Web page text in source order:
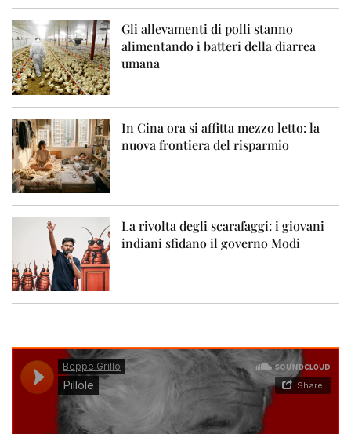
Gli allevamenti di polli stanno
alimentando i batteri della diarrea
umana
In Cina ora si affitta mezzo letto: la
nuova frontiera del risparmio
La rivolta degli scarafaggi: i giovani
indiani sfidano il governo Modi